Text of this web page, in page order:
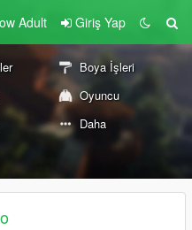
Adult Giriş Yap
Boya İşleri
Oyuncu
Daha